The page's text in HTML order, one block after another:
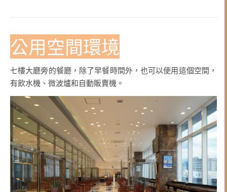
公用空間環境
七樓大廳旁的餐廳，除了早餐時間外，也可以使用這個空間，
有飲水機、微波爐和自動販賣機。